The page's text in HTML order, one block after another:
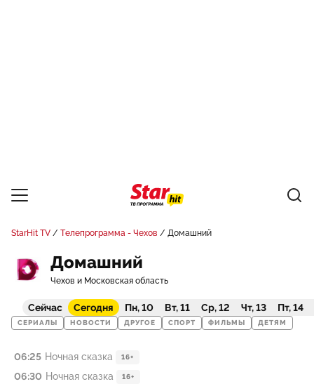
StarHit TV Телепрограмма - Чехов Домашний
Домашний
Чехов и Московская область
Сейчас Сегодня Пн, 10 Вт, 11 Ср, 12 Чт, 13 Пт, 14
СЕРИАЛЫ НОВОСТИ ДРУГОЕ СПОРТ ФИЛЬМЫ ДЕТЯМ
06:25 Ночная сказка 16+
06:30 Ночная сказка 16+